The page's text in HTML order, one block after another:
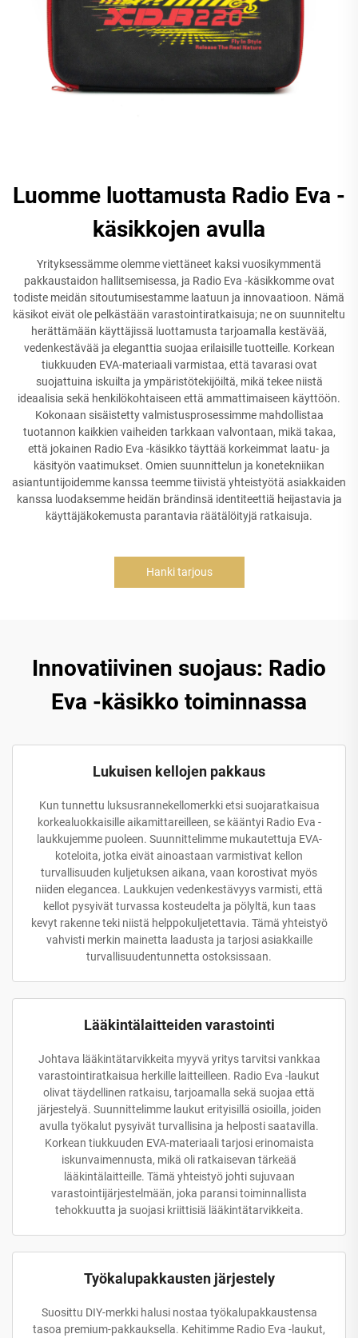
Luomme luottamusta Radio Eva -
käsikkojen avulla
Yrityksessämme olemme viettäneet kaksi vuosikymmentä
pakkaustaidon hallitsemisessa, ja Radio Eva -käsikkomme ovat
todiste meidän sitoutumisestamme laatuun ja innovaatioon. Nämä
käsikot eivät ole pelkästään varastointiratkaisuja; ne on suunniteltu
herättämään käyttäjissä luottamusta tarjoamalla kestävää,
vedenkestävää ja eleganttia suojaa erilaisille tuotteille. Korkean
tiukkuuden EVA-materiaali varmistaa, että tavarasi ovat
suojattuina iskuilta ja ympäristötekijöiltä, mikä tekee niistä
ideaalisia sekä henkilökohtaiseen että ammattimaiseen käyttöön.
Kokonaan sisäistetty valmistusprosessimme mahdollistaa
tuotannon kaikkien vaiheiden tarkkaan valvontaan, mikä takaa,
että jokainen Radio Eva -käsikko täyttää korkeimmat laatu- ja
käsityön vaatimukset. Omien suunnittelun ja konetekniikan
asiantuntijoidemme kanssa teemme tiivistä yhteistyötä asiakkaiden
kanssa luodaksemme heidän brändinsä identiteettiä heijastavia ja
käyttäjäkokemusta parantavia räätälöityjä ratkaisuja.
Hanki tarjous
Innovatiivinen suojaus: Radio
Eva -käsikko toiminnassa
Lukuisen kellojen pakkaus
Kun tunnettu luksusrannekellomerkki etsi suojaratkaisua
korkealuokkaisille aikamittareilleen, se kääntyi Radio Eva -
laukkujemme puoleen. Suunnittelimme mukautettuja EVA-
koteloita, jotka eivät ainoastaan varmistivat kellon
turvallisuuden kuljetuksen aikana, vaan korostivat myös
niiden elegancea. Laukkujen vedenkestävyys varmisti, että
kellot pysyivät turvassa kosteudelta ja pölyltä, kun taas
kevyt rakenne teki niistä helppokuljetettavia. Tämä yhteistyö
vahvisti merkin mainetta laadusta ja tarjosi asiakkaille
turvallisuudentunnetta ostoksissaan.
Lääkintälaitteiden varastointi
Johtava lääkintätarvikkeita myyvä yritys tarvitsi vankkaa
varastointiratkaisua herkille laitteilleen. Radio Eva -laukut
olivat täydellinen ratkaisu, tarjoamalla sekä suojaa että
järjestelyä. Suunnittelimme laukut erityisillä osioilla, joiden
avulla työkalut pysyivät turvallisina ja helposti saatavilla.
Korkean tiukkuuden EVA-materiaali tarjosi erinomaista
iskunvaimennusta, mikä oli ratkaisevan tärkeää
lääkintälaitteille. Tämä yhteistyö johti sujuvaan
varastointijärjestelmään, joka paransi toiminnallista
tehokkuutta ja suojasi kriittisiä lääkintätarvikkeita.
Työkalupakkausten järjestely
Suosittu DIY-merkki halusi nostaa työkalupakkaustensa
tasoa premium-pakkauksella. Kehitimme Radio Eva -laukut,